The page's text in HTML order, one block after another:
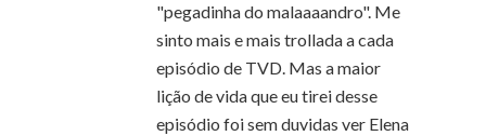
"pegadinha do malaaaandro". Me
sinto mais e mais trollada a cada
episódio de TVD. Mas a maior
lição de vida que eu tirei desse
episódio foi sem duvidas ver Elena